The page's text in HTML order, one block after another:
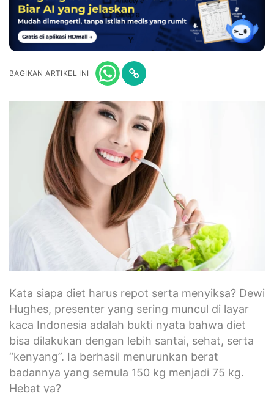
BAGIKAN ARTIKEL INI
Kata siapa diet harus repot serta menyiksa? Dewi
Hughes, presenter yang sering muncul di layar
kaca Indonesia adalah bukti nyata bahwa diet
bisa dilakukan dengan lebih santai, sehat, serta
“kenyang”. Ia berhasil menurunkan berat
badannya yang semula 150 kg menjadi 75 kg.
Hebat ya?